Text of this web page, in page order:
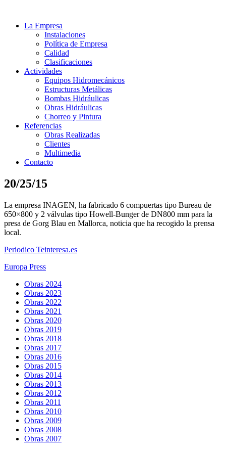
La Empresa
Instalaciones
Política de Empresa
Calidad
Clasificaciones
Actividades
Equipos Hidromecánicos
Estructuras Metálicas
Bombas Hidráulicas
Obras Hidráulicas
Chorreo y Pintura
Referencias
Obras Realizadas
Clientes
Multimedia
Contacto
20/25/15
La empresa INAGEN, ha fabricado 6 compuertas tipo Bureau de
650×800 y 2 válvulas tipo Howell-Bunger de DN800 mm para la
presa de Gorg Blau en Mallorca, noticia que ha recogido la prensa
local.
Periodico Teinteresa.es
Europa Press
Obras 2024
Obras 2023
Obras 2022
Obras 2021
Obras 2020
Obras 2019
Obras 2018
Obras 2017
Obras 2016
Obras 2015
Obras 2014
Obras 2013
Obras 2012
Obras 2011
Obras 2010
Obras 2009
Obras 2008
Obras 2007